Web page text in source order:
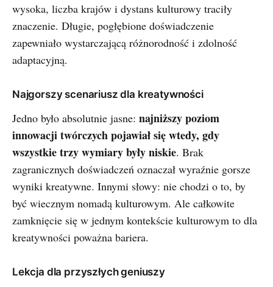
wysoka, liczba krajów i dystans kulturowy traciły
znaczenie. Długie, pogłębione doświadczenie
zapewniało wystarczającą różnorodność i zdolność
adaptacyjną.
Najgorszy scenariusz dla kreatywności
Jedno było absolutnie jasne: najniższy poziom
innowacji twórczych pojawiał się wtedy, gdy
wszystkie trzy wymiary były niskie. Brak
zagranicznych doświadczeń oznaczał wyraźnie gorsze
wyniki kreatywne. Innymi słowy: nie chodzi o to, by
być wiecznym nomadą kulturowym. Ale całkowite
zamknięcie się w jednym kontekście kulturowym to dla
kreatywności poważna bariera.
Lekcja dla przyszłych geniuszy